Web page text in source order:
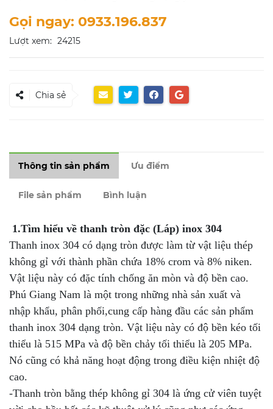
Gọi ngay: 0933.196.837
Lượt xem: 24215
Chia sẻ
Thông tin sản phẩm Ưu điểm
File sản phẩm Bình luận
1.Tìm hiểu về thanh tròn đặc (Láp) inox 304
Thanh inox 304 có dạng tròn được làm từ vật liệu thép
không gỉ với thành phần chứa 18% crom và 8% niken.
Vật liệu này có đặc tính chống ăn mòn và độ bền cao.
Phú Giang Nam là một trong những nhà sản xuất và
nhập khẩu, phân phối,cung cấp hàng đầu các sản phẩm
thanh inox 304 dạng tròn. Vật liệu này có độ bền kéo tối
thiểu là 515 MPa và độ bền chảy tối thiểu là 205 MPa.
Nó cũng có khả năng hoạt động trong điều kiện nhiệt độ
cao.
-Thanh tròn bằng thép không gỉ 304 là ứng cử viên tuyệt